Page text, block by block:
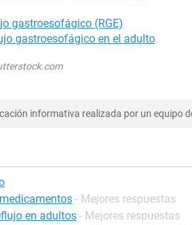
gastroesofágico (RGE)
gastroesofágico en el adulto
informativa realizada por un equipo
- Mejores respuestas
en adultos - Mejores respuestas